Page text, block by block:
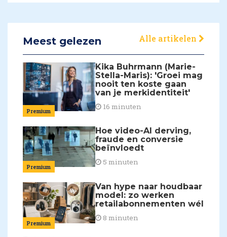
Meest gelezen Alle artikelen
Premium
Kika Buhrmann (Marie-
Stella-Maris): 'Groei mag
nooit ten koste gaan
van je merkidentiteit'
16 minuten
Premium
Hoe video-AI derving,
fraude en conversie
beïnvloedt
5 minuten
Premium
Van hype naar houdbaar
model: zo werken
retailabonnementen wél
8 minuten